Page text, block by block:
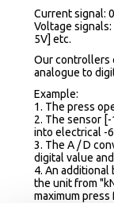
Current signal:
Voltage signals:
5V] etc.
Our controllers
analogue to
Example:
1. The press
2. The sensor
into electrical -
3. The A / D
digital value
4. An
the unit from
maximum press